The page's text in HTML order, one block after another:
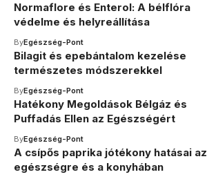
Normaflore és Enterol: A bélflóra
védelme és helyreállítása
ByEgészség-Pont
Bilagit és epebántalom kezelése
természetes módszerekkel
ByEgészség-Pont
Hatékony Megoldások Bélgáz és
Puffadás Ellen az Egészségért
ByEgészség-Pont
A csípős paprika jótékony hatásai az
egészségre és a konyhában